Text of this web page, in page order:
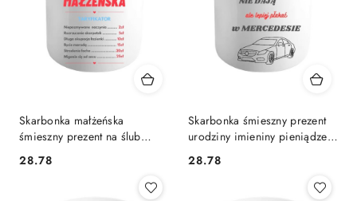
Skarbonka małżeńska
śmieszny prezent na ślub
Cena:
28.78
Skarbonka śmieszny prezent
urodziny imieniny pieniądze
Cena:
28.78